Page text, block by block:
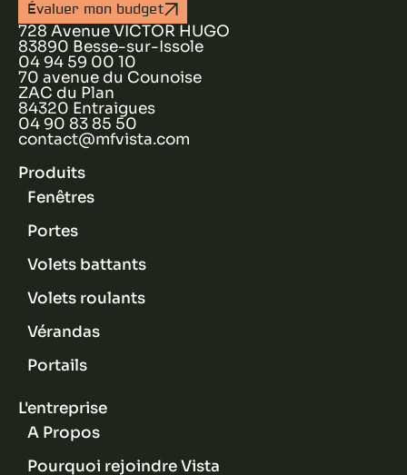
Évaluer mon budget
728 Avenue VICTOR HUGO
83890 Besse-sur-Issole
04 94 59 00 10
70 avenue du Counoise
ZAC du Plan
84320 Entraigues
04 90 83 85 50
contact@mfvista.com
Produits
Fenêtres
Portes
Volets battants
Volets roulants
Vérandas
Portails
L'entreprise
A Propos
Pourquoi rejoindre Vista